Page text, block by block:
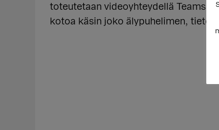
toteutetaan videoyhteydellä Teams-
kotoa käsin joko älypuhelimen,